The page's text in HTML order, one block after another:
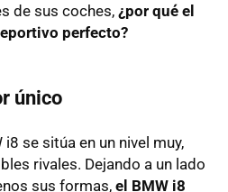
de sus coches, ¿por qué el
perfecto?
único
se sitúa en un nivel muy,
rivales. Dejando a un lado
sus formas, el BMW i8